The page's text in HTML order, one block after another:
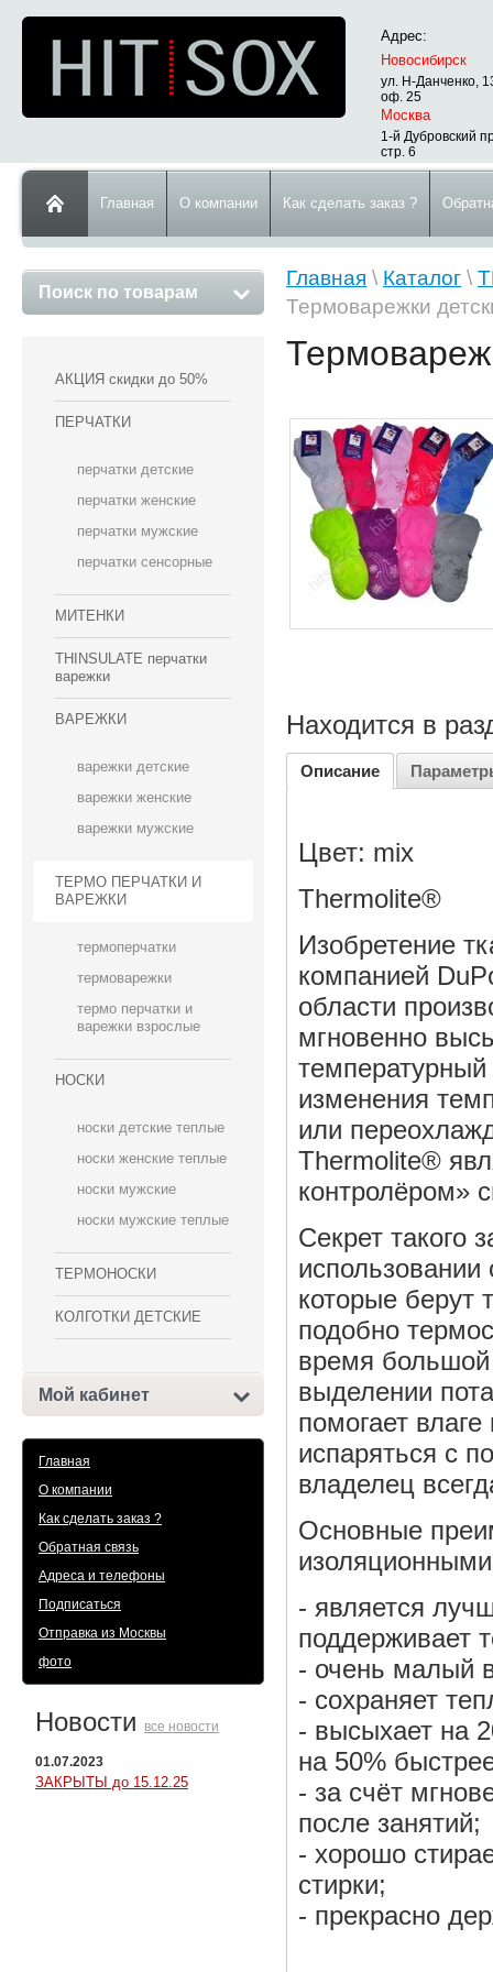
Адрес:
Новосибирск
ул. Н-Данченко,
оф. 25
Москва
1-й Дубровский
стр. 6
Главная О компании Как сделать заказ ?
Поиск по товарам
АКЦИЯ скидки до 50%
ПЕРЧАТКИ
перчатки детские
перчатки женские
перчатки мужские
перчатки сенсорные
МИТЕНКИ
THINSULATE перчатки
варежки
ВАРЕЖКИ
варежки детские
варежки женские
варежки мужские
ТЕРМО ПЕРЧАТКИ И
ВАРЕЖКИ
термоперчатки
термоварежки
термо перчатки и
варежки взрослые
НОСКИ
носки детские теплые
носки женские теплые
носки мужские
носки мужские теплые
ТЕРМОНОСКИ
КОЛГОТКИ ДЕТСКИЕ
Мой кабинет
Главная
О компании
Как сделать заказ ?
Обратная связь
Адреса и телефоны
Подписаться
Отправка из Москвы
фото
Новости все новости
01.07.2023
ЗАКРЫТЫ до 15.12.25
Главная \ Каталог \
Термоварежки
Находится в
Описание
Цвет: mix
Thermolite®
Изобретение
компанией
области
мгновенно
изменения
или
Thermolite®
контролёром»
Секрет такого
которые берут
подобно
время большой
выделении
помогает
испаряться с
владелец
Основные
- является
поддерживает
- очень малый
- сохраняет
- высыхает на
на 50%
- за счёт
после занятий;
- хорошо
стирки;
- прекрасно